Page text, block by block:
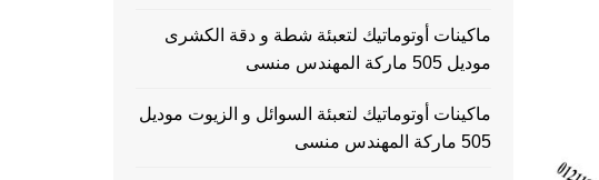
ماكينات أوتوماتيك لتعبئة شطة و دقة الكشرى
موديل 505 ماركة المهندس منسى
ماكينات أوتوماتيك لتعبئة السوائل و الزيوت موديل
505 ماركة المهندس منسى